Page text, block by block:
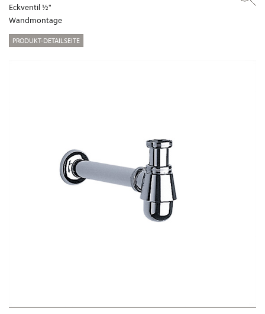
Eckventil ½"
Wandmontage
PRODUKT-DETAILSEITE